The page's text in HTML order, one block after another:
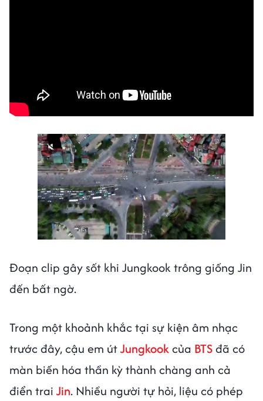
Đoạn clip gây sốt khi Jungkook trông giống Jin
đến bất ngờ.
Trong một khoảnh khắc tại sự kiện âm nhạc
trước đây, cậu em útJungkookcủa BTSđã có
màn biến hóa thần kỳ thành chàng anh cả
điển trai Jin. Nhiều người tự hỏi, liệu có phép